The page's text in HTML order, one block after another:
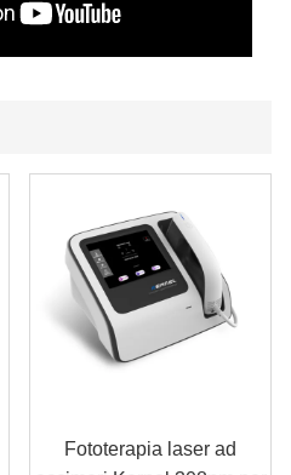
Fototerapia laser ad